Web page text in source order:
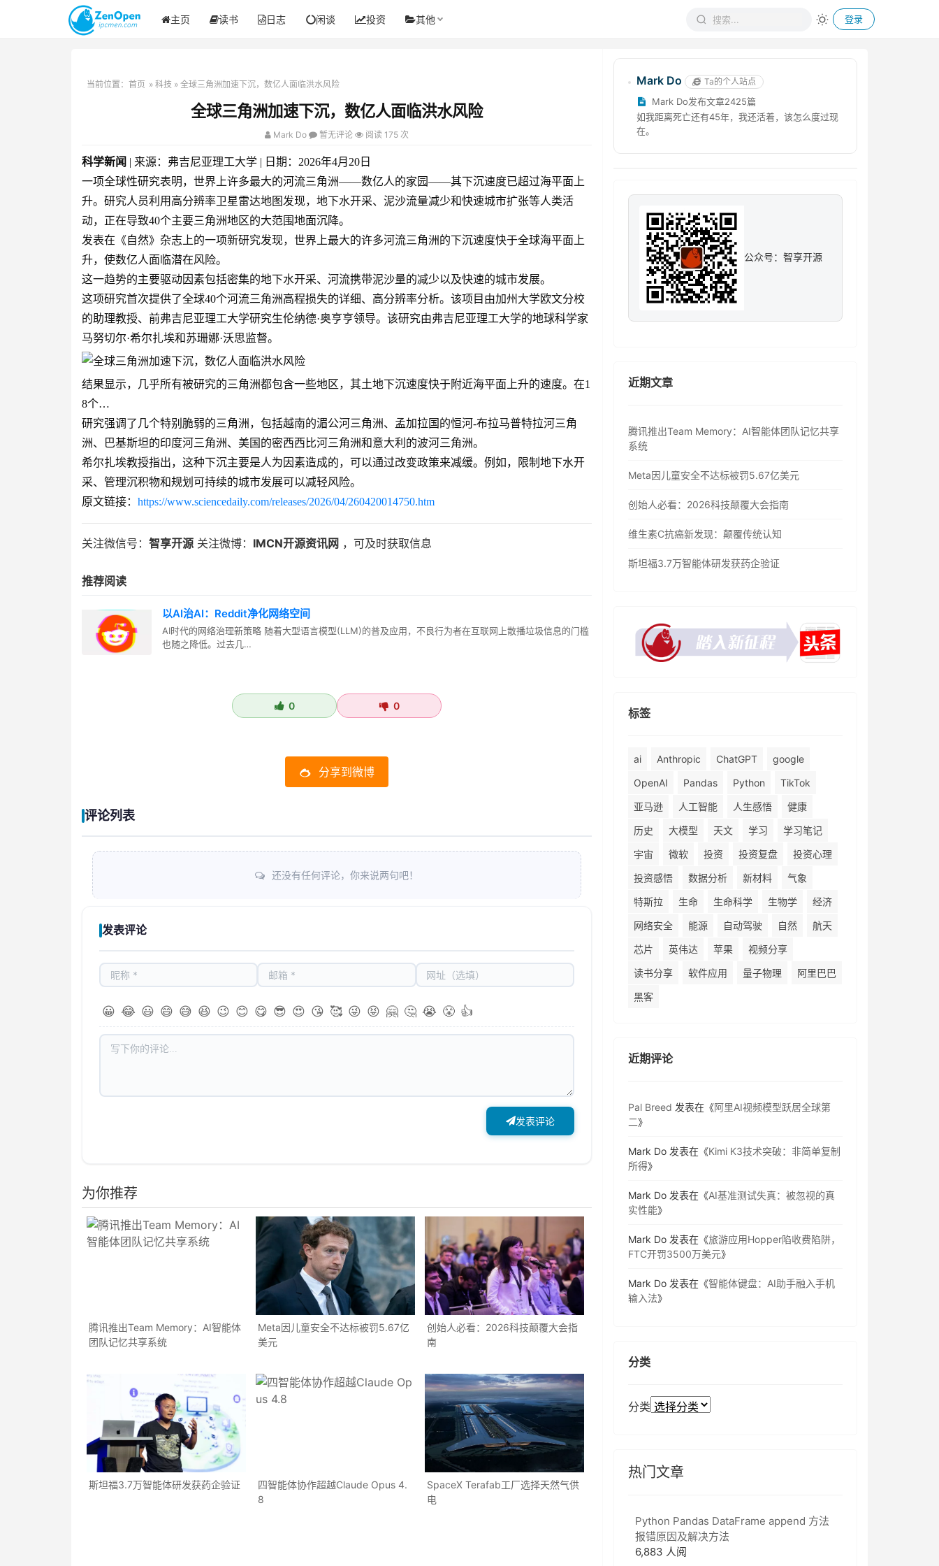
主页 读书 日志 闲谈 投资 其他 登录
当前位置： 首页 » 科技 » 全球三角洲加速下沉，数亿人面临洪水风险
全球三角洲加速下沉，数亿人面临洪水风险
Mark Do 暂无评论 阅读 175 次
科学新闻 | 来源：弗吉尼亚理工大学 | 日期：2026年4月20日
一项全球性研究表明，世界上许多最大的河流三角洲——数亿人的家园——其下沉速度已超过海平面上
升。研究人员利用高分辨率卫星雷达地图发现，地下水开采、泥沙流量减少和快速城市扩张等人类活
动，正在导致40个主要三角洲地区的大范围地面沉降。
发表在《自然》杂志上的一项新研究发现，世界上最大的许多河流三角洲的下沉速度快于全球海平面上
升，使数亿人面临潜在风险。
这一趋势的主要驱动因素包括密集的地下水开采、河流携带泥沙量的减少以及快速的城市发展。
这项研究首次提供了全球40个河流三角洲高程损失的详细、高分辨率分析。该项目由加州大学欧文分校
的助理教授、前弗吉尼亚理工大学研究生伦纳德·奥亨亨领导。该研究由弗吉尼亚理工大学的地球科学家
马努切尔·希尔扎埃和苏珊娜·沃思监督。
结果显示，几乎所有被研究的三角洲都包含一些地区，其土地下沉速度快于附近海平面上升的速度。在1
8个…
研究强调了几个特别脆弱的三角洲，包括越南的湄公河三角洲、孟加拉国的恒河-布拉马普特拉河三角
洲、巴基斯坦的印度河三角洲、美国的密西西比河三角洲和意大利的波河三角洲。
希尔扎埃教授指出，这种下沉主要是人为因素造成的，可以通过改变政策来减缓。例如，限制地下水开
采、管理沉积物和规划可持续的城市发展可以减轻风险。
原文链接： https://www.sciencedaily.com/releases/2026/04/260420014750.htm
关注微信号： 智享开源 关注微博： IMCN开源资讯网 ，可及时获取信息
推荐阅读
以AI治AI：Reddit净化网络空间
AI时代的网络治理新策略 随着大型语言模型(LLM)的普及应用，不良行为者在互联网上散播垃圾信息的门槛
也随之降低。过去几…
0 0
分享到微博
评论列表
还没有任何评论，你来说两句吧！
发表评论
😀 😂 😃 😄 😅 😆 😉 😊 😋 😎 😍 😘 🥰 😜 😝 🤗 🤔 😭 😤 👍
发表评论
为你推荐
腾讯推出Team Memory：AI智能体
团队记忆共享系统
Meta因儿童安全不达标被罚5.67亿
美元
创始人必看：2026科技颠覆大会指
南
斯坦福3.7万智能体研发获药企验证
四智能体协作超越Claude Opus 4.
8
SpaceX Terafab工厂选择天然气供
电
Mark Do Ta的个人站点
Mark Do发布文章2425篇
如我距离死亡还有45年，我还活着，该怎么度过现
在。
公众号：智享开源
近期文章
腾讯推出Team Memory：AI智能体团队记忆共享
系统
Meta因儿童安全不达标被罚5.67亿美元
创始人必看：2026科技颠覆大会指南
维生素C抗癌新发现：颠覆传统认知
斯坦福3.7万智能体研发获药企验证
标签
ai Anthropic ChatGPT
google
OpenAI
Pandas Python
TikTok
亚马逊
人工智能 人生感悟
健康
历史
大模型 天文 学习
学习笔记
宇宙
微软 投资 投资复盘
投资心理
投资感悟
数据分析 新材料
气象
特斯拉
生命 生命科学 生物学
经济
网络安全
能源 自动驾驶 自然
航天
芯片
英伟达 苹果
视频分享
读书分享
软件应用 量子物理
阿里巴巴
黑客
近期评论
Pal Breed 发表在《阿里AI视频模型跃居全球第
二》
Mark Do 发表在《Kimi K3技术突破：非简单复制
所得》
Mark Do 发表在《AI基准测试失真：被忽视的真
实性能》
Mark Do 发表在《旅游应用Hopper陷收费陷阱，
FTC开罚3500万美元》
Mark Do 发表在《智能体键盘：AI助手融入手机
输入法》
分类
分类
热门文章
Python Pandas DataFrame append 方法
报错原因及解决方法
6,883 人阅